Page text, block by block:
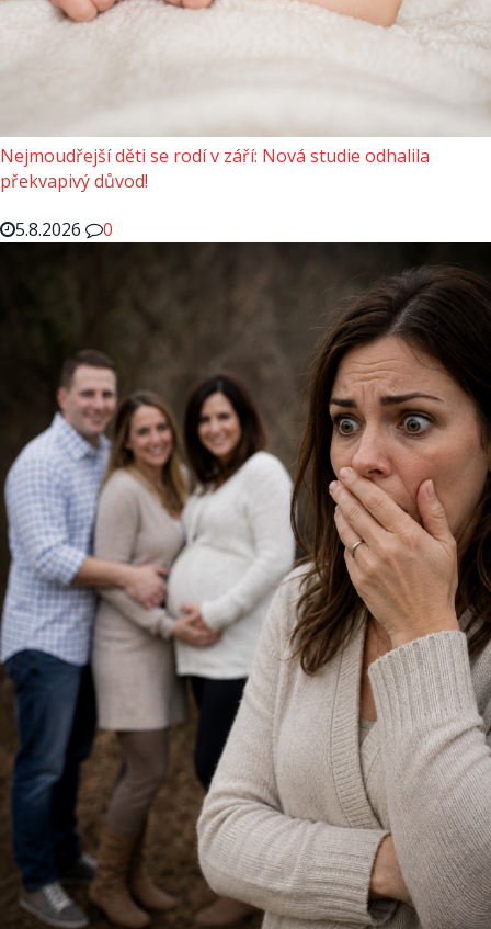
Nejmoudřejší děti se rodí v září: Nová studie odhalila
překvapivý důvod!
5.8.2026
0